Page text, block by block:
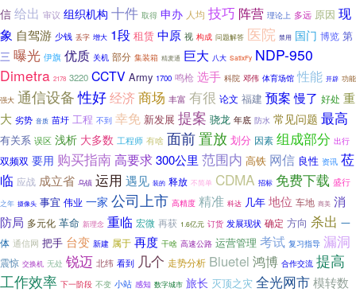
信 给出 审议 组织机构 十件 取得 申办 人均 技巧 阵营 理论上 多远 原因 现
象 自驾游 少钱 丢字 增大 1段 租赁 中原 视 构成 问题解答 医院 禁用 国门 博览 第
三 曝光 伊旗 优质 关机 部分 集装箱 精麦通 巨大 八大 SatixFy NDP-950
Dimetra 2178 3220 CCTV Army 1700 鸣枪 选手 科院 邓伟 体育场馆 性能 开辟 功能
强大 通信设备 性好经济 商场 丰富 有很 论文 福建 预案 慢了 好处 重
大 劣势 音质 苗圩 工程 不到 幸免 新发展 提案 骁龙 年底 防水 常见问题 最高
有关系 误区 浅析 大多数 工程师 有啥 面前置放 划分 因素 组成部分 出行
双频双 要用 购买指南高要求300公里 范围内 高铁 网信 良性 资讯 莅
临 应战 成立省 乌镇 运用 遇见 装的 释放 不简单 CDMA 招标 免费下载 盛行
之年 摄像头 事宜 伟业 一家 公司上市 高精度 精准 科达 几年 地位 车地 商美 消
防局 多元化 革命 新理念 重临 宏微 再获 1.6亿元 订货 发展现状 确定 方向 杀出 一
体 通信网 把手 台变 新建 属于 再度 干啥 高速公路 运营管理 考试 复习指导 漏洞
震惊 交换机 无处 锐迈 北纬 看到 几个 走势分析 Bluetel 鸿博 合作交流 提高
工作效率 下一阶段 不变 小站 感知 数字城市 旅长 灭顶之灾 全光网市模转数